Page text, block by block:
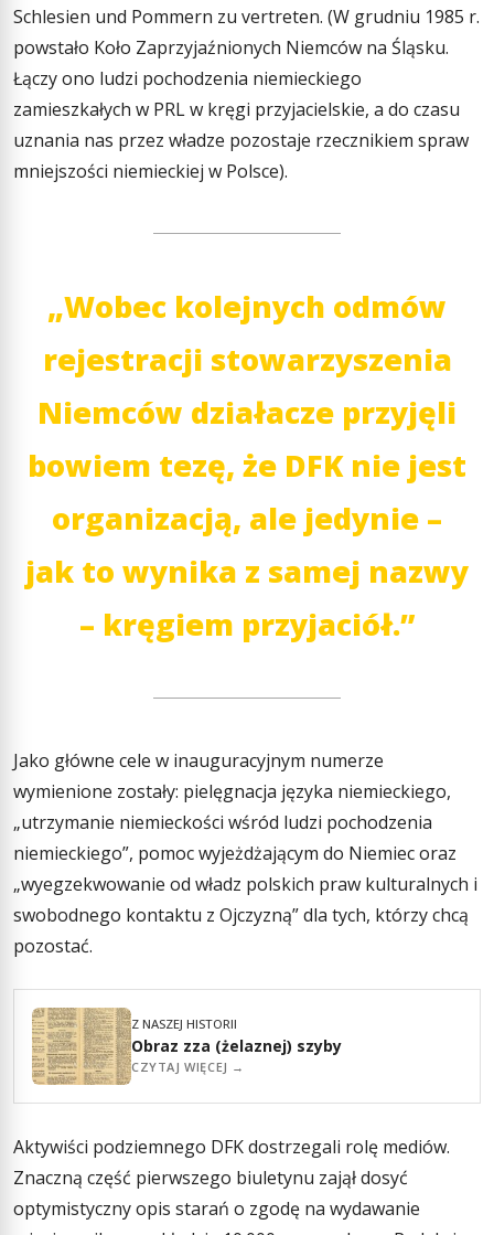
Schlesien und Pommern zu vertreten. (W grudniu 1985 r.
powstało Koło Zaprzyjaźnionych Niemców na Śląsku.
Łączy ono ludzi pochodzenia niemieckiego
zamieszkałych w PRL w kręgi przyjacielskie, a do czasu
uznania nas przez władze pozostaje rzecznikiem spraw
mniejszości niemieckiej w Polsce).
„Wobec kolejnych odmów
rejestracji stowarzyszenia
Niemców działacze przyjęli
bowiem tezę, że DFK nie jest
organizacją, ale jedynie –
jak to wynika z samej nazwy
– kręgiem przyjaciół.”
Jako główne cele w inauguracyjnym numerze
wymienione zostały: pielęgnacja języka niemieckiego,
„utrzymanie niemieckości wśród ludzi pochodzenia
niemieckiego”, pomoc wyjeżdżającym do Niemiec oraz
„wyegzekwowanie od władz polskich praw kulturalnych i
swobodnego kontaktu z Ojczyzną” dla tych, którzy chcą
pozostać.
Z NASZEJ HISTORII
Obraz zza (żelaznej) szyby
CZYTAJ WIĘCEJ →
Aktywiści podziemnego DFK dostrzegali rolę mediów.
Znaczną część pierwszego biuletynu zajął dosyć
optymistyczny opis starań o zgodę na wydawanie